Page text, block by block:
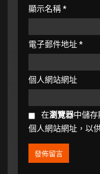
顯示名稱 *
電子郵件地址 *
個人網站網址
在瀏覽器中儲
個人網站網址，以